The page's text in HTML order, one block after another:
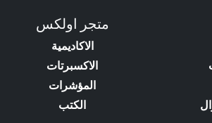
متجر اولكس
الاكاديمية
الاكسبرتات
المؤشرات
الكتب